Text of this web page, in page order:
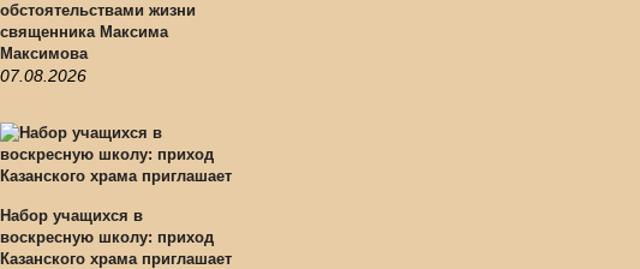
обстоятельствами жизни
священника Максима
Максимова
07.08.2026
Набор учащихся в
воскресную школу: приход
Казанского храма приглашает